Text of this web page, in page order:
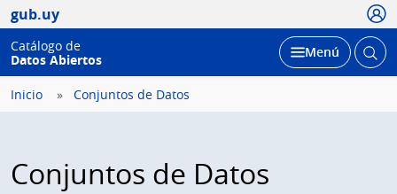
gub.uy
Catálogo de
Datos Abiertos
Desplegar
Menú Abrir
Inicio Conjuntos de Datos
Conjuntos de Datos